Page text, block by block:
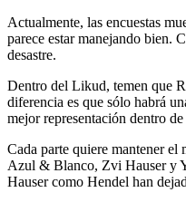
Actualmente, las encuestas
parece estar manejando bien.
desastre.
Dentro del Likud, temen que
diferencia es que sólo habrá
mejor representación dentro
Cada parte quiere mantener
Azul & Blanco, Zvi Hauser y
Hauser como Hendel han